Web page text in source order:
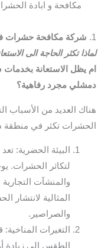
مكافحة و ابادة
1.
شركة مكافحة حشرات
لماذا تكثر الحاجة الى
ام يظل الاستعانة
دمشلي مجرد رفاهية؟
هناك العديد من الأسباب
الحشرات تكثر في منطقة
البيئة الحضرية:
لتكاثر الحشرات.
والمنشآت
المثالية لانتشار
والصراصير.
التغيرات
الطقس إلى زيادة